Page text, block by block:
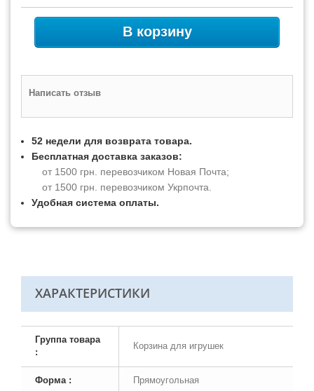
В корзину
Написать отзыв
52 недели для возврата товара.
Бесплатная доставка заказов:
от 1500 грн. перевозчиком Новая Почта;
от 1500 грн. перевозчиком Укрпочта.
Удобная система оплаты.
ХАРАКТЕРИСТИКИ
Группа товара
:
Корзина для игрушек
Форма : Прямоугольная